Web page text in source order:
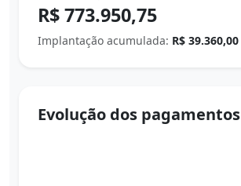
R$ 773.950,75
Implantação acumulada: R$ 39.360,00
Evolução dos pagamentos